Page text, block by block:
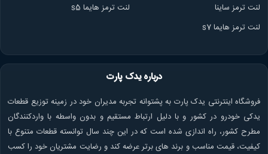
لنت ترمز ساینا
لنت ترمز هایما s5
لنت ترمز هایما s7
درباره یدک پارت
فروشگاه اینترنتی یدک پارت به پشتوانه تجربه مدیران خود در زمینه توزیع قطعات
یدکی خودرو در کشور و با دلیل ارتباط مستقیم و بدون واسطه با واردکنندگان
مطرح کشور، راه اندازی شده است که در این چند سال توانسته قطعات متنوع با
کیفیت، قیمت مناسب و برند های برتر عرضه کند و رضایت مشتریان خود را کسب